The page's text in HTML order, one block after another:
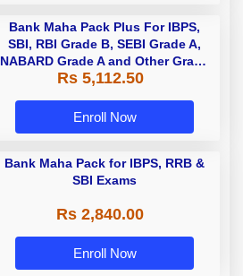
Bank Maha Pack Plus For IBPS,
SBI, RBI Grade B, SEBI Grade A,
NABARD Grade A and Other Grade
A & Grade B Bank Exams
Rs 5,112.50
Enroll Now
Bank Maha Pack for IBPS, RRB &
SBI Exams
Rs 2,840.00
Enroll Now